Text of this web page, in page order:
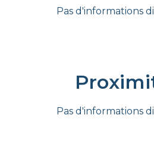
Pas d'informations
Pas d'informations